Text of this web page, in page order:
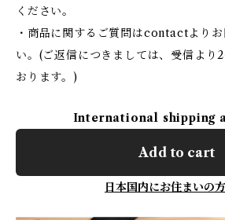
ください。
・商品に関するご質問はcontactより
い。(ご返信につきましては、受信より
おります。)
International shipping
Add to cart
日本国内にお住まいの